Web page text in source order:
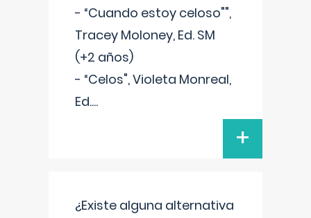
- “Cuando estoy celoso"",
Tracey Moloney, Ed. SM
(+2 años)
- “Celos", Violeta Monreal,
Ed....
+
¿Existe alguna alternativa